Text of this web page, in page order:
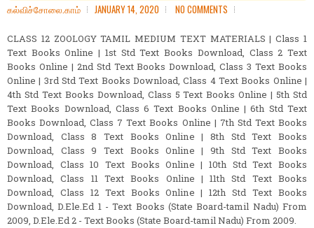
கல்விச்சோலை.காம் JANUARY 14, 2020 NO COMMENTS
CLASS 12 ZOOLOGY TAMIL MEDIUM TEXT MATERIALS | Class 1
Text Books Online | 1st Std Text Books Download, Class 2 Text
Books Online | 2nd Std Text Books Download, Class 3 Text Books
Online | 3rd Std Text Books Download, Class 4 Text Books Online |
4th Std Text Books Download, Class 5 Text Books Online | 5th Std
Text Books Download, Class 6 Text Books Online | 6th Std Text
Books Download, Class 7 Text Books Online | 7th Std Text Books
Download, Class 8 Text Books Online | 8th Std Text Books
Download, Class 9 Text Books Online | 9th Std Text Books
Download, Class 10 Text Books Online | 10th Std Text Books
Download, Class 11 Text Books Online | 11th Std Text Books
Download, Class 12 Text Books Online | 12th Std Text Books
Download, D.Ele.Ed 1 - Text Books (State Board-tamil Nadu) From
2009, D.Ele.Ed 2 - Text Books (State Board-tamil Nadu) From 2009.